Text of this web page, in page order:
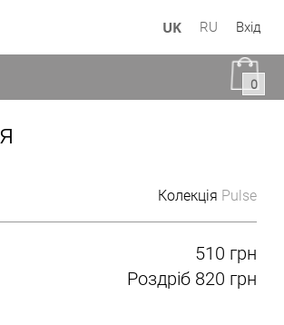
UK RU Вхід
0
Колекція Pulse
510 грн
Роздріб 820 грн